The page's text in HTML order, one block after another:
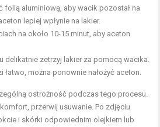
folią aluminiową, aby wacik pozostał na
lepiej wpłynie na lakier.
na około 10-15 minut, aby aceton
delikatnie zetrzyj lakier za pomocą wacika.
można ponownie nałożyć aceton.
ostrożność podczas tego procesu.
przerwij usuwanie. Po zdjęciu
i skórki odpowiednim olejkiem lub